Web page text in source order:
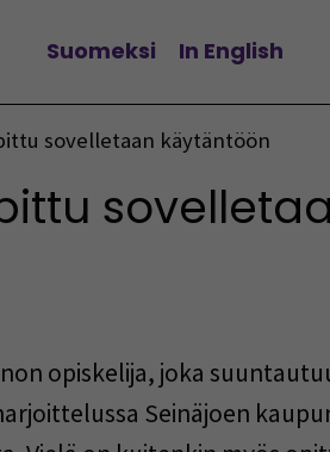
Vaihda kieltä
Suomeksi In English
sovelletaan käytäntöön
opiskelija, joka
Seinäjoen